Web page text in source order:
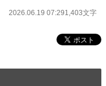
2026.06.19 07:291,403文字